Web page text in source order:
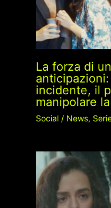
La forza di
incidente, il
manipolare
Social/ News,